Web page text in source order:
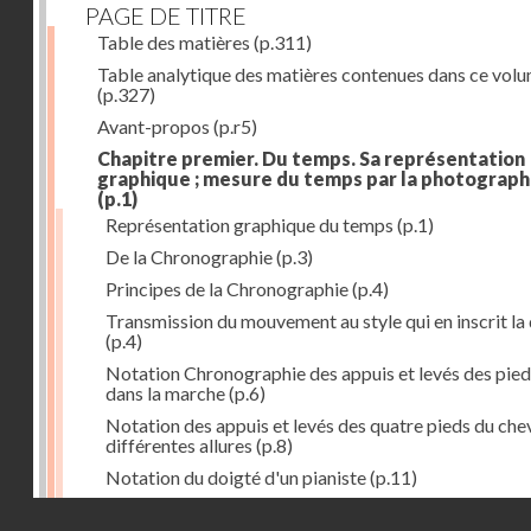
PAGE DE TITRE
Table des matières (p.311)
Table analytique des matières contenues dans ce
(p.327)
Avant-propos (p.r5)
Chapitre premier. Du temps. Sa représentation
graphique ; mesure du temps par la
(p.1)
Représentation graphique du temps (p.1)
De la Chronographie(p.3)
Principes de la Chronographie(p.4)
Transmission du mouvement au style qui en inscrit la
(p.4)
Notation Chronographie des appuis et levés des
dans la marche(p.6)
Notation des appuis et levés des quatre pieds du
différentes allures (p.8)
Notation du doigté d'un pianiste(p.11)